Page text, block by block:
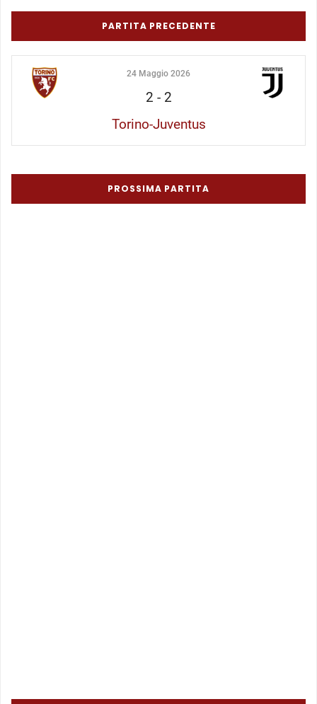
PARTITA PRECEDENTE
24 Maggio 2026
2 - 2
Torino-Juventus
PROSSIMA PARTITA